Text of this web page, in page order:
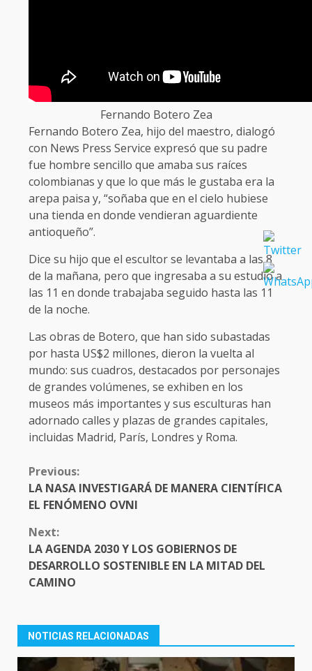
Fernando Botero Zea
Fernando Botero Zea, hijo del maestro, dialogó
con News Press Service expresó que su padre
fue hombre sencillo que amaba sus raíces
colombianas y que lo que más le gustaba era la
arepa paisa y, “soñaba que en el cielo hubiese
una tienda en donde vendieran aguardiente
antioqueño”.
Dice su hijo que el escultor se levantaba a las 8
de la mañana, pero que ingresaba a su estudio a
las 11 en donde trabajaba seguido hasta las 11
de la noche.
Las obras de Botero, que han sido subastadas
por hasta US$2 millones, dieron la vuelta al
mundo: sus cuadros, destacados por personajes
de grandes volúmenes, se exhiben en los
museos más importantes y sus esculturas han
adornado calles y plazas de grandes capitales,
incluidas Madrid, París, Londres y Roma.
CONTINUE
READING
Previous:
LA NASA INVESTIGARÁ DE MANERA CIENTÍFICA
EL FENÓMENO OVNI
Next:
LA AGENDA 2030 Y LOS GOBIERNOS DE
DESARROLLO SOSTENIBLE EN LA MITAD DEL
CAMINO
NOTICIAS RELACIONADAS